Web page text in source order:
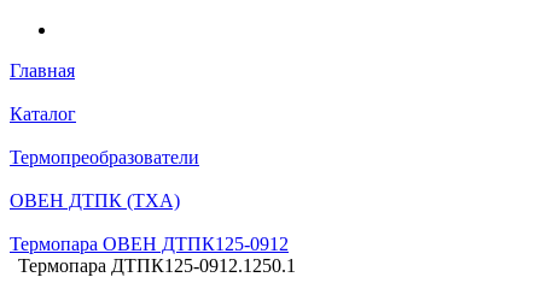
Главная
Каталог
Термопреобразователи
ОВЕН ДТПК (ТХА)
Термопара ОВЕН ДТПК125-0912
Термопара ДТПК125-0912.1250.1